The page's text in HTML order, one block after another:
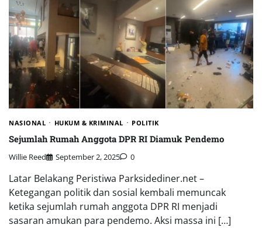
NASIONAL HUKUM & KRIMINAL POLITIK
Sejumlah Rumah Anggota DPR RI Diamuk Pendemo
Willie Reed September 2, 2025 0
Latar Belakang Peristiwa Parksidediner.net –
Ketegangan politik dan sosial kembali memuncak
ketika sejumlah rumah anggota DPR RI menjadi
sasaran amukan para pendemo. Aksi massa ini […]